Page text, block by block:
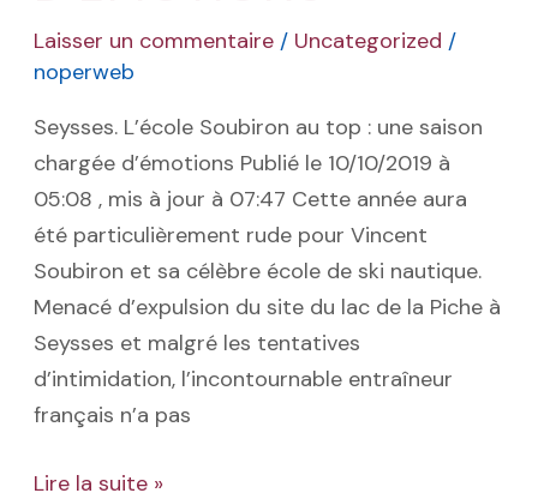
Laisser un commentaire / Uncategorized /
noperweb
Seysses. L’école Soubiron au top : une saison
chargée d’émotions Publié le 10/10/2019 à
05:08 , mis à jour à 07:47 Cette année aura
été particulièrement rude pour Vincent
Soubiron et sa célèbre école de ski nautique.
Menacé d’expulsion du site du lac de la Piche à
Seysses et malgré les tentatives
d’intimidation, l’incontournable entraîneur
français n’a pas
d’émotions
Lire la suite »